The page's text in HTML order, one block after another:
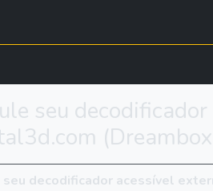
seu
seu decodificador acessível